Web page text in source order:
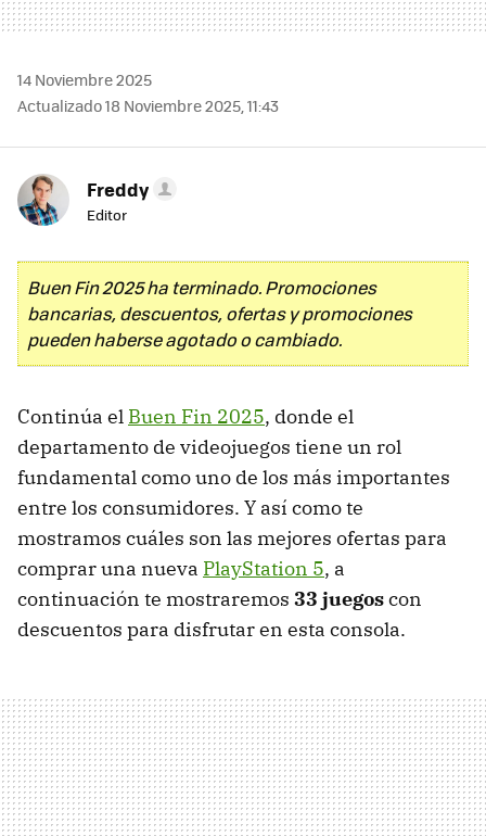
14 Noviembre 2025
Actualizado 18 Noviembre 2025, 11:43
Freddy
Editor
Buen Fin 2025 ha terminado. Promociones
bancarias, descuentos, ofertas y promociones
pueden haberse agotado o cambiado.
Continúa el Buen Fin 2025, donde el
departamento de videojuegos tiene un rol
fundamental como uno de los más importantes
entre los consumidores. Y así como te
mostramos cuáles son las mejores ofertas para
comprar una nueva PlayStation 5, a
continuación te mostraremos 33 juegoscon
descuentos para disfrutar en esta consola.